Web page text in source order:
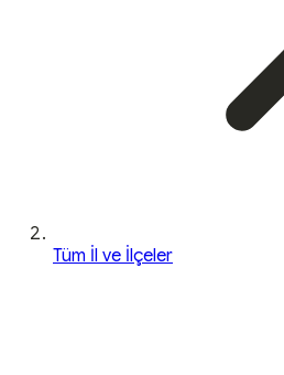
Tüm İl ve İlçeler